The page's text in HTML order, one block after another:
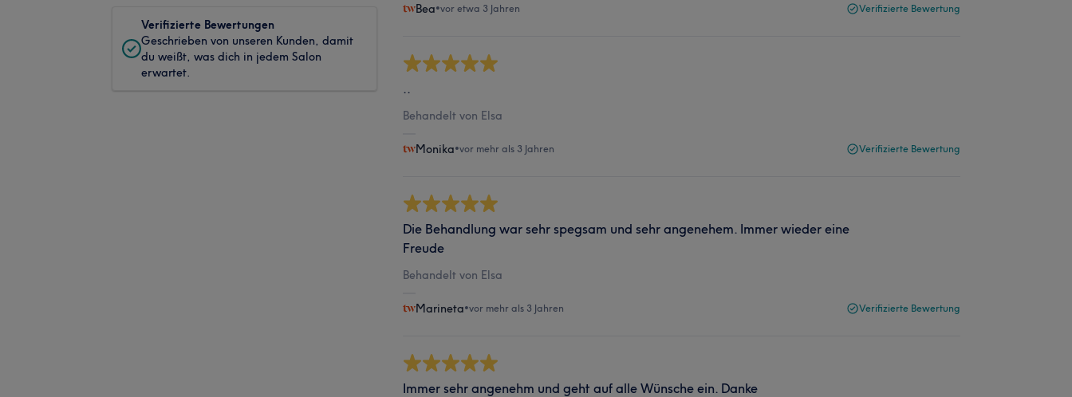
Verifizierte Bewertungen
Geschrieben von unseren Kunden, damit
du weißt, was dich in jedem Salon
erwartet.
Bea•vor etwa 3 Jahren Verifizierte Bewertung
..
Behandelt von Elsa
Monika•vor mehr als 3 Jahren Verifizierte Bewertung
Die Behandlung war sehr spegsam und sehr angenehem. Immer wieder eine
Freude
Behandelt von Elsa
Marineta•vor mehr als 3 Jahren Verifizierte Bewertung
Immer sehr angenehm und geht auf alle Wünsche ein. Danke